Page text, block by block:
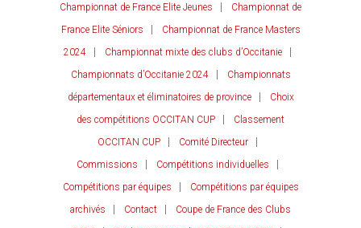
Championnat de France Elite Jeunes
Championnat de
France Elite Séniors
Championnat de France Masters
2024
Championnat mixte des clubs d’Occitanie
Championnats d’Occitanie 2024
Championnats
départementaux et éliminatoires de province
Choix
des compétitions OCCITAN CUP
Classement
OCCITAN CUP
Comité Directeur
Commissions
Compétitions individuelles
Compétitions par équipes
Compétitions par équipes
archivés
Contact
Coupe de France des Clubs